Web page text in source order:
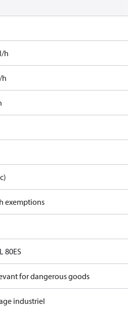
h
h
exemptions
80ES
for dangerous goods
industriel